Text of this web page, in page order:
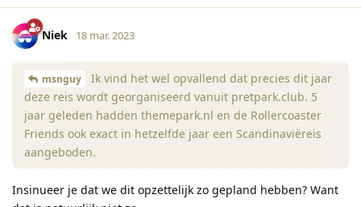
Niek 18 mar. 2023
msnguy
Ik vind het wel opvallend dat precies dit jaar
deze reis wordt georganiseerd vanuit pretpark.club. 5
jaar geleden hadden themepark.nl en de Rollercoaster
Friends ook exact in hetzelfde jaar een Scandinaviëreis
aangeboden.
Insinueer je dat we dit opzettelijk zo gepland hebben? Want